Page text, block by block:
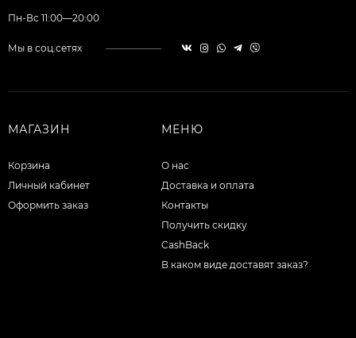
Пн-Вс 11:00—20:00
Мы в соц.сетях
МАГАЗИН
Корзина
Личный кабинет
Оформить заказ
МЕНЮ
О нас
Доставка и оплата
Контакты
Получить скидку
CashBack
В каком виде доставят заказ?